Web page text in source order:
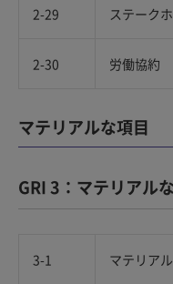
2-29 ステーク
2-30 労働協約
マテリアルな項目
GRI 3：マテリアル
3-1 マテリア